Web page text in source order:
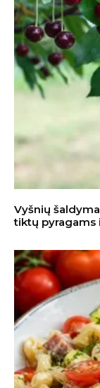
Vyšnių
tiktų pyragams